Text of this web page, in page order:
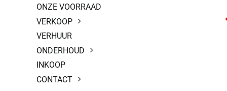
ONZE VOORRAAD
VERKOOP
VERHUUR
ONDERHOUD
INKOOP
CONTACT